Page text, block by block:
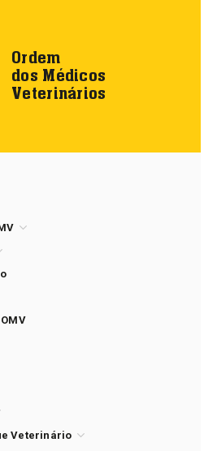
Ordem
dos Médicos
Veterinários
Veterinário